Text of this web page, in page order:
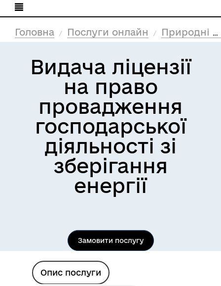
Головна Послуги онлайн Природні ресурси та екологія
Видача ліцензії
на право
провадження
господарської
діяльності зі
зберігання
енергії
Замовити послугу
Опис послуги